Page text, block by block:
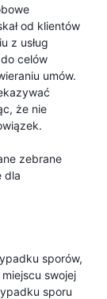
od klientów
z usług
celów
umów.
że nie
zebrane
dla
sporów,
swojej
sporu